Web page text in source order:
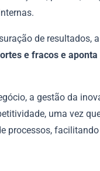
de resultados,
e fracos e
a gestão da
uma vez
processos,